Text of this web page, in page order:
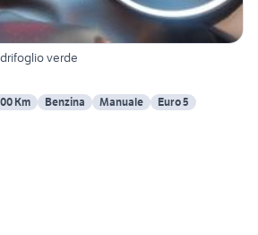
verde
Km Benzina Manuale Euro 5